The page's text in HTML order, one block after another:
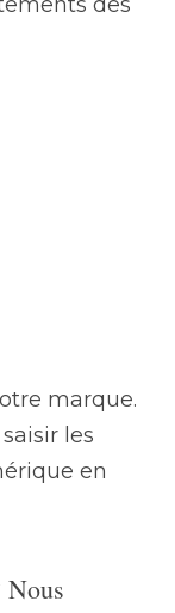
marque.
les
en
Nous